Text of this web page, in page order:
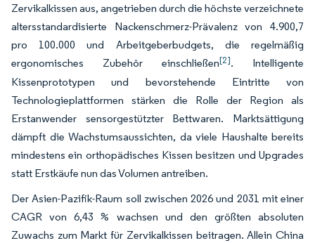
Zervikalkissen aus, angetrieben durch die höchste verzeichnete
altersstandardisierte Nackenschmerz-Prävalenz von 4.900,7
pro 100.000 und Arbeitgeberbudgets, die regelmäßig
ergonomisches Zubehör einschließen[2]. Intelligente
Kissenprototypen und bevorstehende Eintritte von
Technologieplattformen stärken die Rolle der Region als
Erstanwender sensorgestützter Bettwaren. Marktsättigung
dämpft die Wachstumsaussichten, da viele Haushalte bereits
mindestens ein orthopädisches Kissen besitzen und Upgrades
statt Erstkäufe nun das Volumen antreiben.
Der Asien-Pazifik-Raum soll zwischen 2026 und 2031 mit einer
CAGR von 6,43 % wachsen und den größten absoluten
Zuwachs zum Markt für Zervikalkissen beitragen. Allein China